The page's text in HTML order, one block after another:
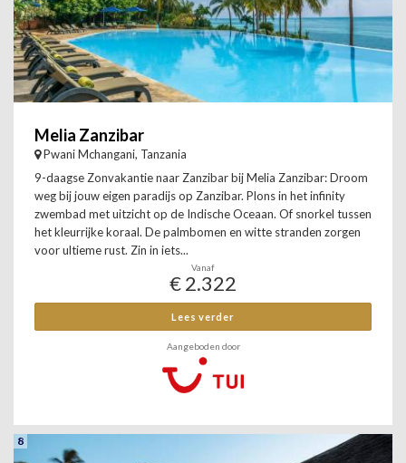
Melia Zanzibar
Pwani Mchangani, Tanzania
9-daagse Zonvakantie naar Zanzibar bij Melia Zanzibar: Droom
weg bij jouw eigen paradijs op Zanzibar. Plons in het infinity
zwembad met uitzicht op de Indische Oceaan. Of snorkel tussen
het kleurrijke koraal. De palmbomen en witte stranden zorgen
voor ultieme rust. Zin in iets...
Vanaf
€ 2.322
Lees verder
Aangeboden door
8